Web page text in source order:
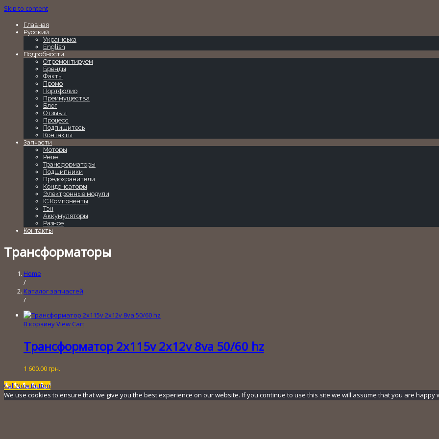
Skip to content
Главная
Русский
Українська
English
Подробности
Отремонтируем
Бренды
Факты
Промо
Портфолио
Преимущества
Блог
Отзывы
Процесс
Подпишитесь
Контакты
Запчасти
Моторы
Реле
Трансформаторы
Подшипники
Предохранители
Конденсаторы
Электронные модули
IC Компоненты
Тэн
Аккумуляторы
Разное
Контакты
Трансформаторы
Home
/
Каталог запчастей
/
В корзинуView Cart
Трансформатор 2х115v 2х12v 8va 50/60 hz
1 600.00 грн.
Call Now Button
We use cookies to ensure that we give you the best experience on our website. If you continue to use this site we will assume that you are happy